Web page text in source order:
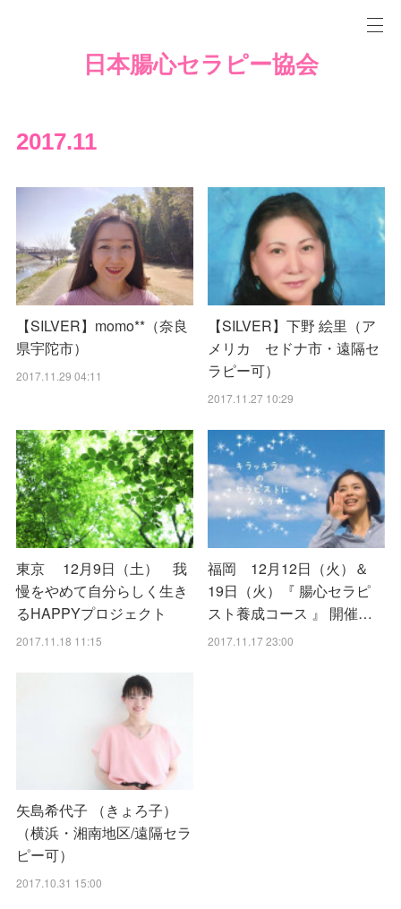
日本腸心セラピー協会
2017.11
【SILVER】momo**（奈良
県宇陀市）
2017.11.29 04:11
【SILVER】下野 絵里（ア
メリカ セドナ市・遠隔セ
ラピー可）
2017.11.27 10:29
東京 12月9日（土） 我
慢をやめて自分らしく生き
るHAPPYプロジェクト
2017.11.18 11:15
福岡 12月12日（火）＆
19日（火）『 腸心セラピ
スト養成コース 』 開催…
2017.11.17 23:00
矢島希代子 （きょろ子）
（横浜・湘南地区/遠隔セラ
ピー可）
2017.10.31 15:00